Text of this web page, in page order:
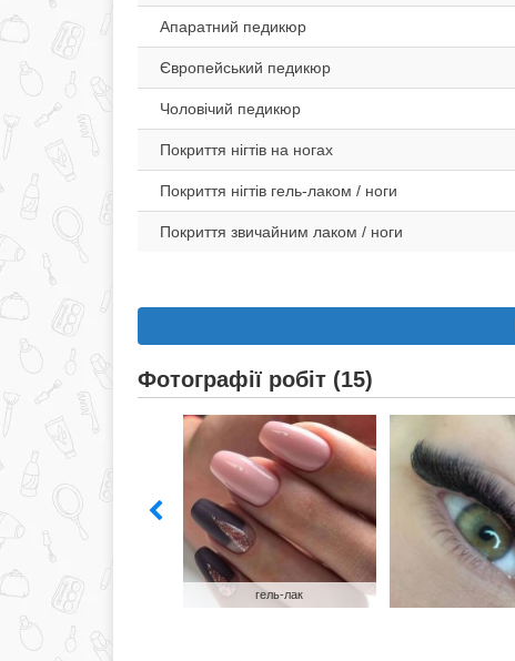
Апаратний педикюр
Європейський педикюр
Чоловічий педикюр
Покриття нігтів на ногах
Покриття нігтів гель-лаком / ноги
Покриття звичайним лаком / ноги
Фотографії робіт (15)
гель-лак